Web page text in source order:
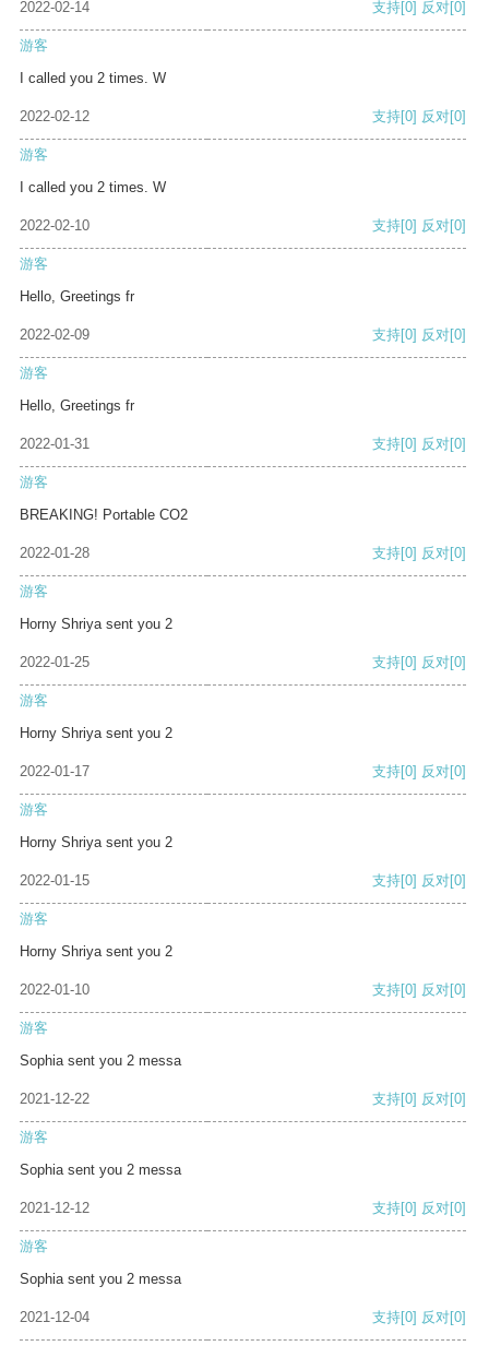
2022-02-14 支持[0] 反对[0]
游客
I called you 2 times. W
2022-02-12 支持[0] 反对[0]
游客
I called you 2 times. W
2022-02-10 支持[0] 反对[0]
游客
Hello, Greetings fr
2022-02-09 支持[0] 反对[0]
游客
Hello, Greetings fr
2022-01-31 支持[0] 反对[0]
游客
BREAKING! Portable CO2
2022-01-28 支持[0] 反对[0]
游客
Horny Shriya sent you 2
2022-01-25 支持[0] 反对[0]
游客
Horny Shriya sent you 2
2022-01-17 支持[0] 反对[0]
游客
Horny Shriya sent you 2
2022-01-15 支持[0] 反对[0]
游客
Horny Shriya sent you 2
2022-01-10 支持[0] 反对[0]
游客
Sophia sent you 2 messa
2021-12-22 支持[0] 反对[0]
游客
Sophia sent you 2 messa
2021-12-12 支持[0] 反对[0]
游客
Sophia sent you 2 messa
2021-12-04 支持[0] 反对[0]